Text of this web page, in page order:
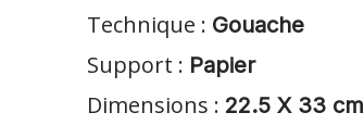
Technique : Gouache
Support : Papier
Dimensions : 22.5 X 33 cm